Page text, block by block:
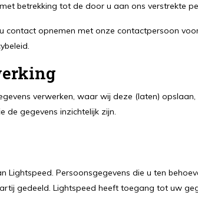
betrekking tot de door u aan ons verstrekte
contact opnemen met onze contactpersoon
verwerken, waar wij deze (laten) opslaan,
de gegevens inzichtelijk zijn.
Persoonsgegevens die u ten
gedeeld. Lightspeed heeft toegang tot uw